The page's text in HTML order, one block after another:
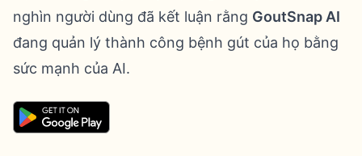
nghìn người dùng đã kết luận rằng GoutSnap AI
đang quản lý thành công bệnh gút của họ bằng
sức mạnh của AI.